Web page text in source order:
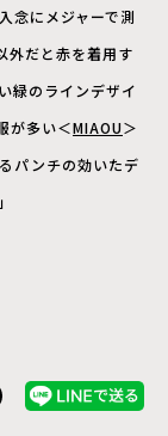
念にメジャーで測
外だと赤を着用す
緑のラインデザイ
が多い＜MIAOU＞
パンチの効いたデ